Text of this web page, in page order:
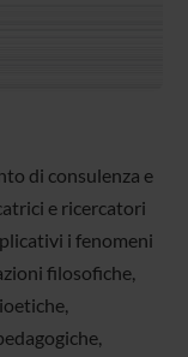
di consulenza e
e ricercatori
i fenomeni
filosofiche,